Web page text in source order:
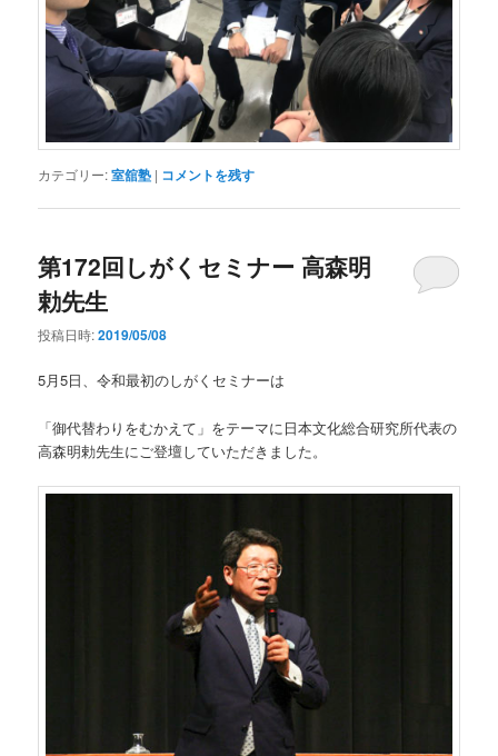
カテゴリー:室舘塾 | コメントを残す
第172回しがくセミナー 高森明
勅先生
投稿日時:2019/05/08
5月5日、令和最初のしがくセミナーは
「御代替わりをむかえて」をテーマに日本文化総合研究所代表の
高森明勅先生にご登壇していただきました。